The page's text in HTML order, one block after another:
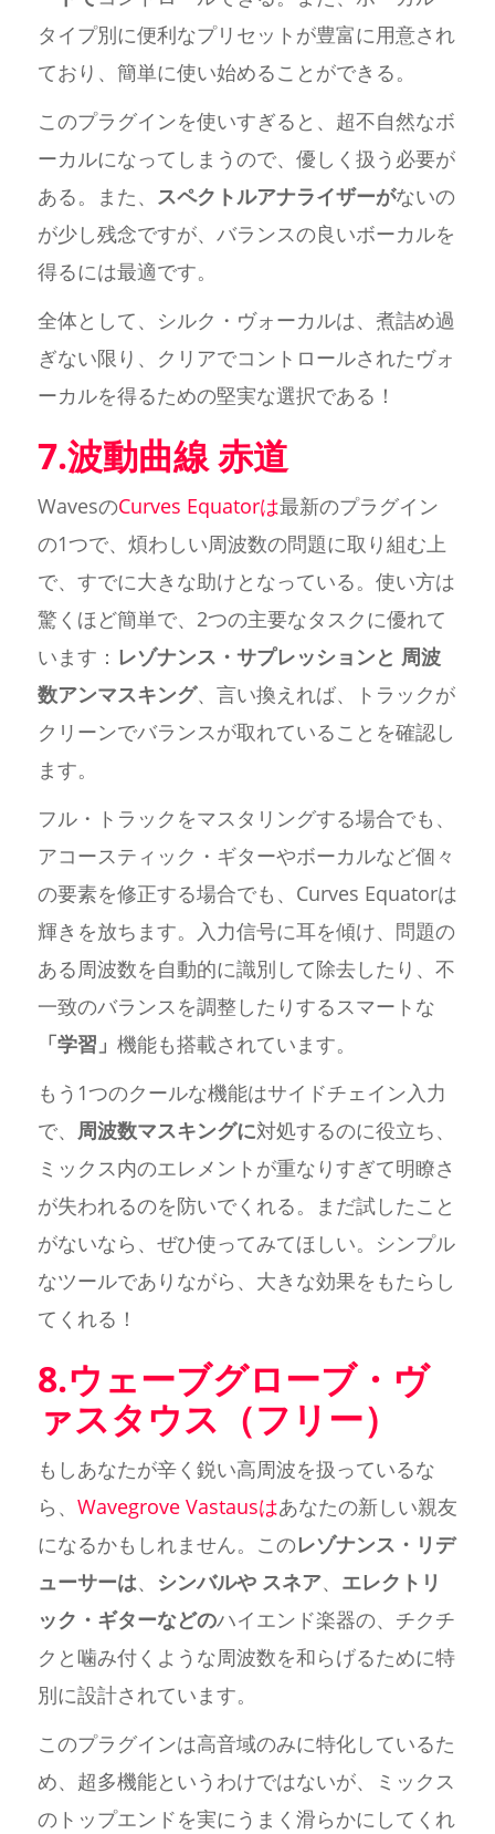
タイプ別に便利なプリセットが豊富に用意され
ており、簡単に使い始めることができる。
このプラグインを使いすぎると、超不自然なボ
ーカルになってしまうので、優しく扱う必要が
ある。また、 スペクトルアナライザーがないの
が少し残念ですが、バランスの良いボーカルを
得るには最適です。
全体として、シルク・ヴォーカルは、煮詰め過
ぎない限り、クリアでコントロールされたヴォ
ーカルを得るための堅実な選択である！
7.波動曲線 赤道
WavesのCurves Equatorは最新のプラグイン
の1つで、煩わしい周波数の問題に取り組む上
で、すでに大きな助けとなっている。使い方は
驚くほど簡単で、2つの主要なタスクに優れて
います： レゾナンス・サプレッションと 周波
数アンマスキング、言い換えれば、トラックが
クリーンでバランスが取れていることを確認し
ます。
フル・トラックをマスタリングする場合でも、
アコースティック・ギターやボーカルなど個々
の要素を修正する場合でも、Curves Equatorは
輝きを放ちます。入力信号に耳を傾け、問題の
ある周波数を自動的に識別して除去したり、不
一致のバランスを調整したりするスマートな
「学習」 機能も搭載されています。
もう1つのクールな機能はサイドチェイン入力
で、 周波数マスキングに対処するのに役立ち、
ミックス内のエレメントが重なりすぎて明瞭さ
が失われるのを防いでくれる。まだ試したこと
がないなら、ぜひ使ってみてほしい。シンプル
なツールでありながら、大きな効果をもたらし
てくれる！
8.ウェーブグローブ・ヴ
ァスタウス（フリー）
もしあなたが辛く鋭い高周波を扱っているな
ら、 Wavegrove Vastausはあなたの新しい親友
になるかもしれません。このレゾナンス・リデ
ューサーは、 シンバルや スネア、 エレクトリ
ック・ギターなどのハイエンド楽器の、チクチ
クと噛み付くような周波数を和らげるために特
別に設計されています。
このプラグインは高音域のみに特化しているた
め、超多機能というわけではないが、ミックス
のトップエンドを実にうまく滑らかにしてくれ